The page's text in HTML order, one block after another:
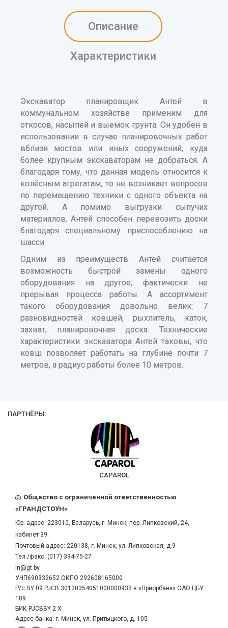
Описание
Характеристики
Экскаватор планировщик Антей в
коммунальном хозяйстве применим для
откосов, насыпей и выемок грунта. Он удобен в
использовании в случае планировочных работ
вблизи мостов или иных сооружений, куда
более крупным экскаваторам не добраться. А
благодаря тому, что данная модель относится к
колёсным агрегатам, то не возникает вопросов
по перемещению техники с одного объекта на
другой. А помимо выгрузки сыпучих
материалов, Антей способен перевозить доски
благодаря специальному приспособлению на
шасси.
Одним из преимуществ Антей считается
возможность быстрой замены одного
оборудования на другое, фактически не
прерывая процесса работы. А ассортимент
такого оборудования довольно велик: 7
разновидностей ковшей, рыхлитель, каток,
захват, планировочная доска. Технические
характеристики экскаватора Антей таковы, что
ковш позволяет работать на глубине почти 7
метров, а радиус работы более 10 метров.
ПАРТНЁРЫ:
CAPAROL
Общество с ограниченной ответственностью
«ГРАНДСТОУН»
Юр. адрес: 223010, Беларусь, г. Минск, пер. Липковский, 24,
кабинет 39.
Почтовый адрес: 220138, г. Минск, ул. Липковская, д.9
Тел./факс: (017) 394-75-27
in@gt.by
УНП690332652 ОКПО 292608165000
Р/с BY 09 PJCB 30120354051000000933 в «Приорбанк» ОАО ЦБУ
109
БИК PJCBBY 2 X
Адрес банка: г. Минск, ул. Притыцкого, д. 105